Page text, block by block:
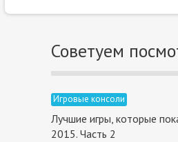
Советуем
Игровые консоли
Лучшие игры, которые
2015. Часть 2